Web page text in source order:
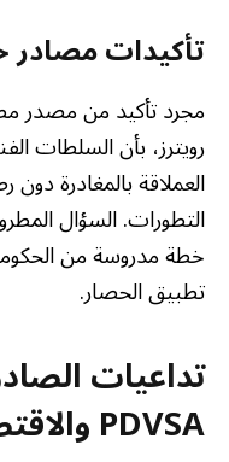
تأكيدات مصادر
مجرد تأكيد من مصدر
رويترز، بأن السلطات
العملاقة بالمغادرة
التطورات. السؤال
خطة مدروسة من
تطبيق الحصار.
تداعيات
PDVSA والاقتصاد الفنزويلي